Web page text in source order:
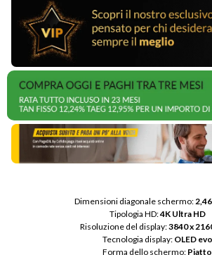
Dimensioni diagonale schermo:
Tipologia HD: 4K Ultra HD
Risoluzione del display: 3840 x
Tecnologia display: OLED evo
Forma dello schermo: Piatto